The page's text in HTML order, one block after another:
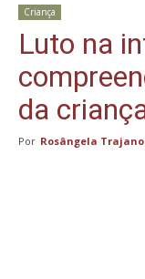
Criança
Luto na
da
Por Rosângela Trajano